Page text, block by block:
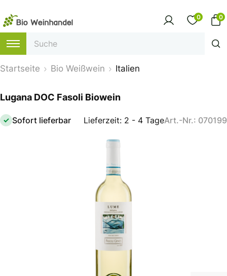
0 0
Startseite Bio Weißwein Italien
Lugana DOC Fasoli Biowein
Sofort lieferbar Lieferzeit: 2 - 4 TageArt.-Nr.: 070199